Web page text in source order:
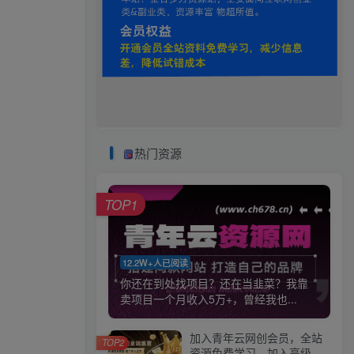
热门资源
12.2W+人已阅读
你还在到处找项目？还在当韭菜？我靠
卖项目一个月收入5万+，曾经我也...
TOP1
加入青年云网创会员，全站
TOP2